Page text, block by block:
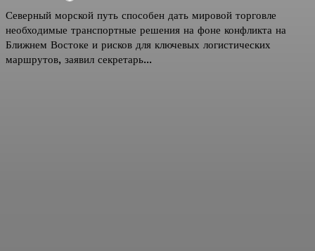
Северный морской путь способен дать мировой торговле
необходимые транспортные решения на фоне конфликта на
Ближнем Востоке и рисков для ключевых логистических
маршрутов, заявил секретарь...